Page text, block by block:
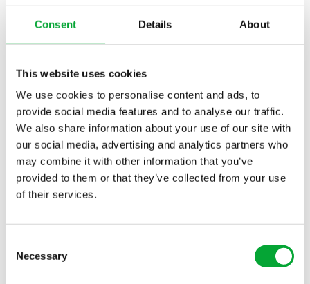
Consent Details About
This website uses cookies
We use cookies to personalise content and ads, to
provide social media features and to analyse our traffic.
We also share information about your use of our site with
our social media, advertising and analytics partners who
may combine it with other information that you’ve
provided to them or that they’ve collected from your use
of their services.
Selection
Necessary
Tel.+34 91 380 66 08
info(at)aquatherm.es
Avenida de la Marina 12
08830 Sant Boi de Llobregat, Barcelona
Tel.+34 93 630 74 60
info(at)aquatherm.es
Póngase en contacto con
Suscribirse al boletín de noticias